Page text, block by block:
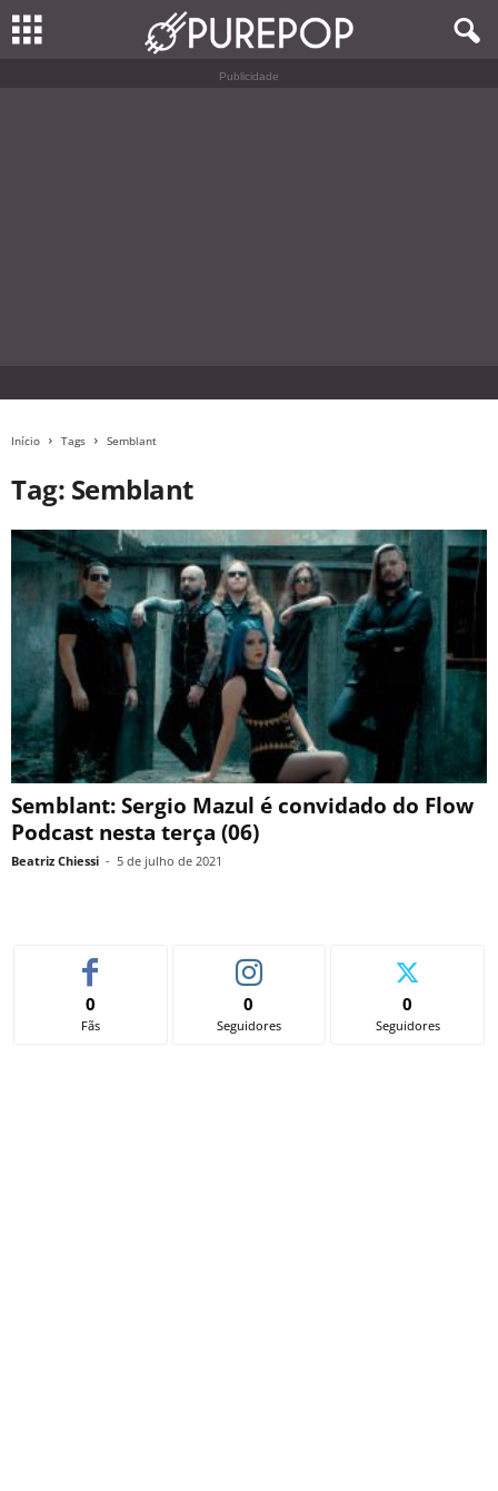
Publicidade
Início Tags Semblant
Tag: Semblant
Semblant: Sergio Mazul é convidado do Flow
Podcast nesta terça (06)
Beatriz Chiessi - 5 de julho de 2021
0
Fãs
0
Seguidores
0
Seguidores